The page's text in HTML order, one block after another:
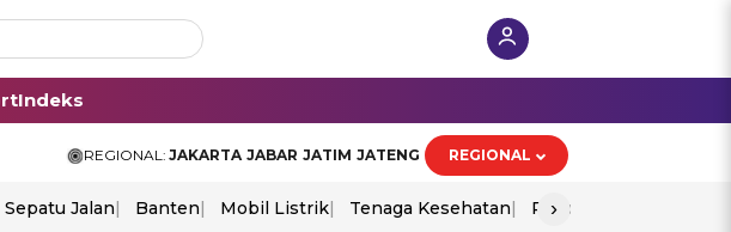
Indeks
REGIONAL: JAKARTA JABAR JATIM JATENG REGIONAL
Sepatu Jalan Banten Mobil Listrik Tenaga Kesehatan Piala Aff 2026
›